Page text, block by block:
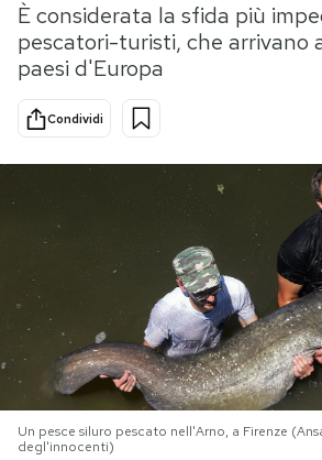
Tecnologia
Internet
Scienza
Cultura
Economia
Sport
Ok
PODCAST
NEWSLETTER
I MIEI PREFERITI
È considerata la sfida più
pescatori-turisti, che arrivano
paesi d'Europa
Condividi
Un pesce siluro pescato nell'Arno, a Firenze
degl'innocenti)